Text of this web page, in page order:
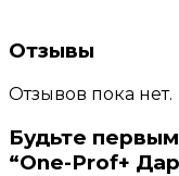
Отзывы
Отзывов пока нет.
Будьте
“One-Prof+